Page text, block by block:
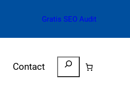
Gratis SEO Audit
Contact Zoeken